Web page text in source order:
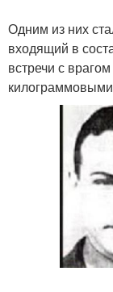
Одним из них
входящий в
встречи с